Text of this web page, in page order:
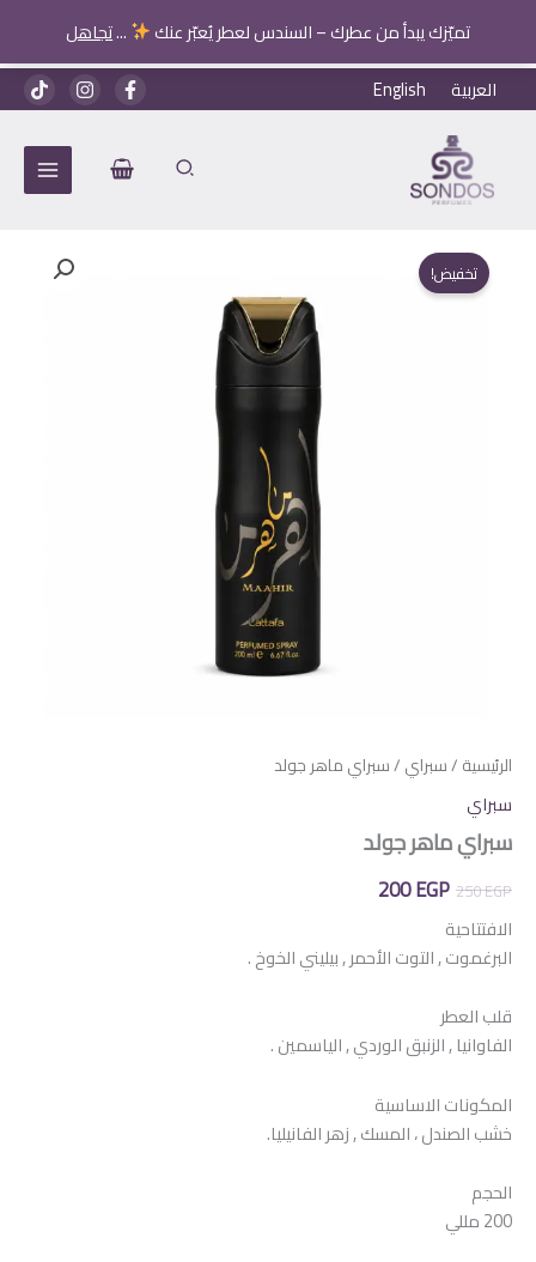
تميّزك يبدأ من عطرك – السندس لعطر يُعبّر عنك ...تجاهل
تخطي
إلى
العربية English
تخفيض!
الرئيسية /سبراي / سبراي ماهر جولد
سبراي
سبراي ماهر جولد
250EGP
السعر
الأصلي
هو:
250 EGP.
200EGP
هو:
الافتتاحية
البرغموت , التوت الأحمر , بيليني الخوخ .
قلب العطر
الفاوانيا , الزنبق الوردي , الياسمين .
المكونات الاساسية
خشب الصندل ، المسك , زهر الفانيليا.
الحجم
200 مللي